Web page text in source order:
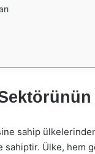
sahip
sahiptir. Ülke,